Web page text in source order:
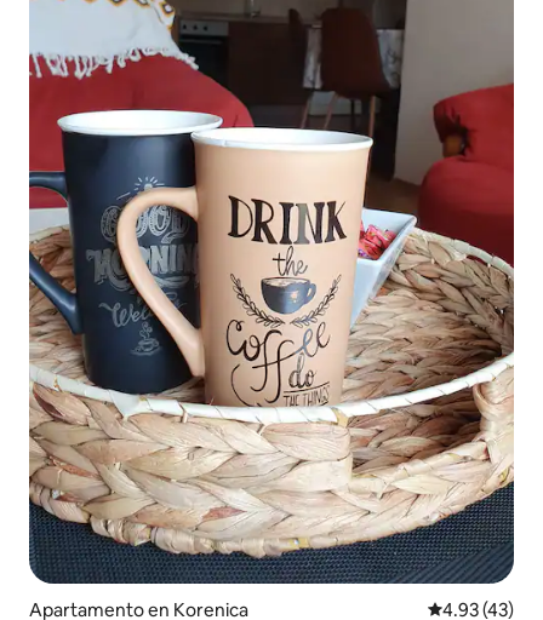
Apartamento en Korenica Calificación
4.93 (43)